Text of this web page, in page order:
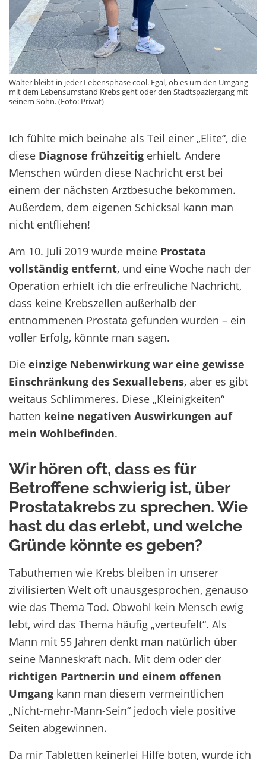
Walter bleibt in jeder Lebensphase cool. Egal, ob es um den Umgang
mit dem Lebensumstand Krebs geht oder den Stadtspaziergang mit
seinem Sohn. (Foto: Privat)
Ich fühlte mich beinahe als Teil einer „Elite“, die
diese Diagnose frühzeitig erhielt. Andere
Menschen würden diese Nachricht erst bei
einem der nächsten Arztbesuche bekommen.
Außerdem, dem eigenen Schicksal kann man
nicht entfliehen!
Am 10. Juli 2019 wurde meine Prostata
vollständig entfernt, und eine Woche nach der
Operation erhielt ich die erfreuliche Nachricht,
dass keine Krebszellen außerhalb der
entnommenen Prostata gefunden wurden – ein
voller Erfolg, könnte man sagen.
Die einzige Nebenwirkung war eine gewisse
Einschränkung des Sexuallebens, aber es gibt
weitaus Schlimmeres. Diese „Kleinigkeiten“
hatten keine negativen Auswirkungen auf
mein Wohlbefinden.
Wir hören oft, dass es für
Betroffene schwierig ist, über
Prostatakrebs zu sprechen. Wie
hast du das erlebt, und welche
Gründe könnte es geben?
Tabuthemen wie Krebs bleiben in unserer
zivilisierten Welt oft unausgesprochen, genauso
wie das Thema Tod. Obwohl kein Mensch ewig
lebt, wird das Thema häufig „verteufelt“. Als
Mann mit 55 Jahren denkt man natürlich über
seine Manneskraft nach. Mit dem oder der
richtigen Partner:in und einem offenen
Umgang kann man diesem vermeintlichen
„Nicht-mehr-Mann-Sein“ jedoch viele positive
Seiten abgewinnen.
Da mir Tabletten keinerlei Hilfe boten, wurde ich